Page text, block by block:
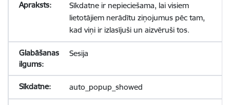
Sīkdatne ir nepieciešama, lai visiem
lietotājiem nerādītu ziņojumus pēc tam,
kad viņi ir izlasījuši un aizvēruši tos.
Sesija
auto_popup_showed